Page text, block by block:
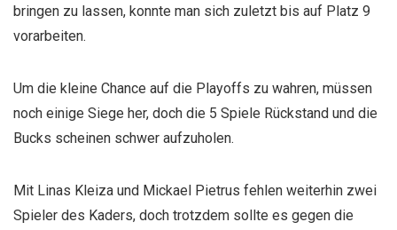
bringen zu lassen, konnte man sich zuletzt bis auf Platz 9
vorarbeiten.
Um die kleine Chance auf die Playoffs zu wahren, müssen
noch einige Siege her, doch die 5 Spiele Rückstand und die
Bucks scheinen schwer aufzuholen.
Mit Linas Kleiza und Mickael Pietrus fehlen weiterhin zwei
Spieler des Kaders, doch trotzdem sollte es gegen die